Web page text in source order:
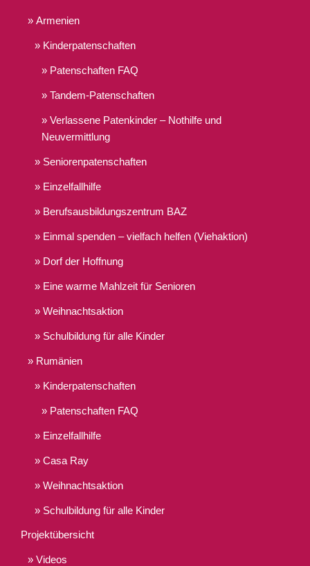
Armenien
Kinderpatenschaften
Patenschaften FAQ
Tandem-Patenschaften
Verlassene Patenkinder – Nothilfe und
Neuvermittlung
Seniorenpatenschaften
Einzelfallhilfe
Berufsausbildungszentrum BAZ
Einmal spenden – vielfach helfen (Viehaktion)
Dorf der Hoffnung
Eine warme Mahlzeit für Senioren
Weihnachtsaktion
Schulbildung für alle Kinder
Rumänien
Kinderpatenschaften
Patenschaften FAQ
Einzelfallhilfe
Casa Ray
Weihnachtsaktion
Schulbildung für alle Kinder
Projektübersicht
Videos